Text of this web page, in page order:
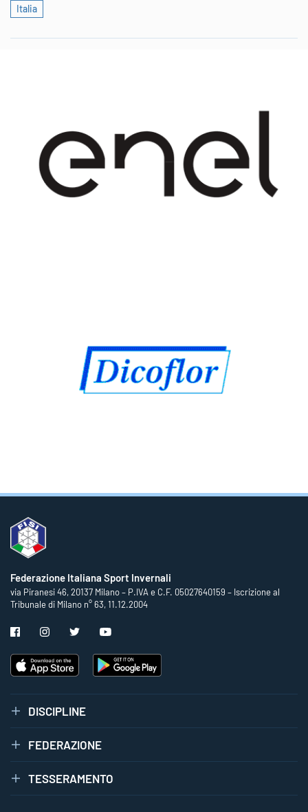
Italia
Federazione Italiana Sport Invernali
via Piranesi 46, 20137 Milano – P.IVA e C.F. 05027640159 – Iscrizione al
Tribunale di Milano n° 63, 11.12.2004
DISCIPLINE
FEDERAZIONE
TESSERAMENTO